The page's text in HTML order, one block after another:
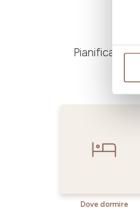
Pianifica
Dove dormire